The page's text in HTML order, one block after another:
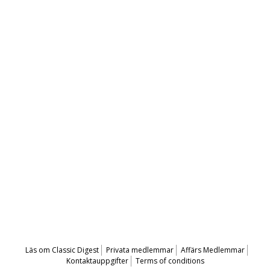
Läs om Classic Digest Privata medlemmar
Affärs Medlemmar
Kontaktauppgifter
Terms of conditions